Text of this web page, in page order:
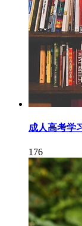
成人高考学
176